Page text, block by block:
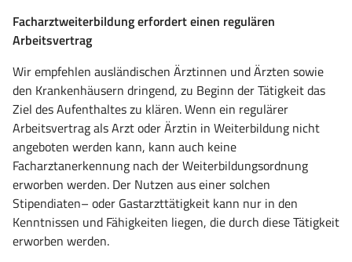
Facharztweiterbildung erfordert einen regulären
Arbeitsvertrag
Wir empfehlen ausländischen Ärztinnen und Ärzten sowie
den Krankenhäusern dringend, zu Beginn der Tätigkeit das
Ziel des Aufenthaltes zu klären. Wenn ein regulärer
Arbeitsvertrag als Arzt oder Ärztin in Weiterbildung nicht
angeboten werden kann, kann auch keine
Facharztanerkennung nach der Weiterbildungsordnung
erworben werden. Der Nutzen aus einer solchen
Stipendiaten– oder Gastarzttätigkeit kann nur in den
Kenntnissen und Fähigkeiten liegen, die durch diese Tätigkeit
erworben werden.